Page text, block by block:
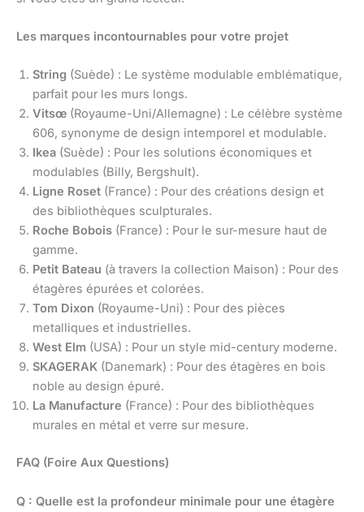
Les marques incontournables pour votre projet
String (Suède) : Le système modulable emblématique,
parfait pour les murs longs.
Vitsœ (Royaume-Uni/Allemagne) : Le célèbre système
606, synonyme de design intemporel et modulable.
Ikea (Suède) : Pour les solutions économiques et
modulables (Billy, Bergshult).
Ligne Roset (France) : Pour des créations design et
des bibliothèques sculpturales.
Roche Bobois (France) : Pour le sur-mesure haut de
gamme.
Petit Bateau (à travers la collection Maison) : Pour des
étagères épurées et colorées.
Tom Dixon (Royaume-Uni) : Pour des pièces
metalliques et industrielles.
West Elm (USA) : Pour un style mid-century moderne.
SKAGERAK (Danemark) : Pour des étagères en bois
noble au design épuré.
La Manufacture (France) : Pour des bibliothèques
murales en métal et verre sur mesure.
FAQ (Foire Aux Questions)
Q : Quelle est la profondeur minimale pour une étagère